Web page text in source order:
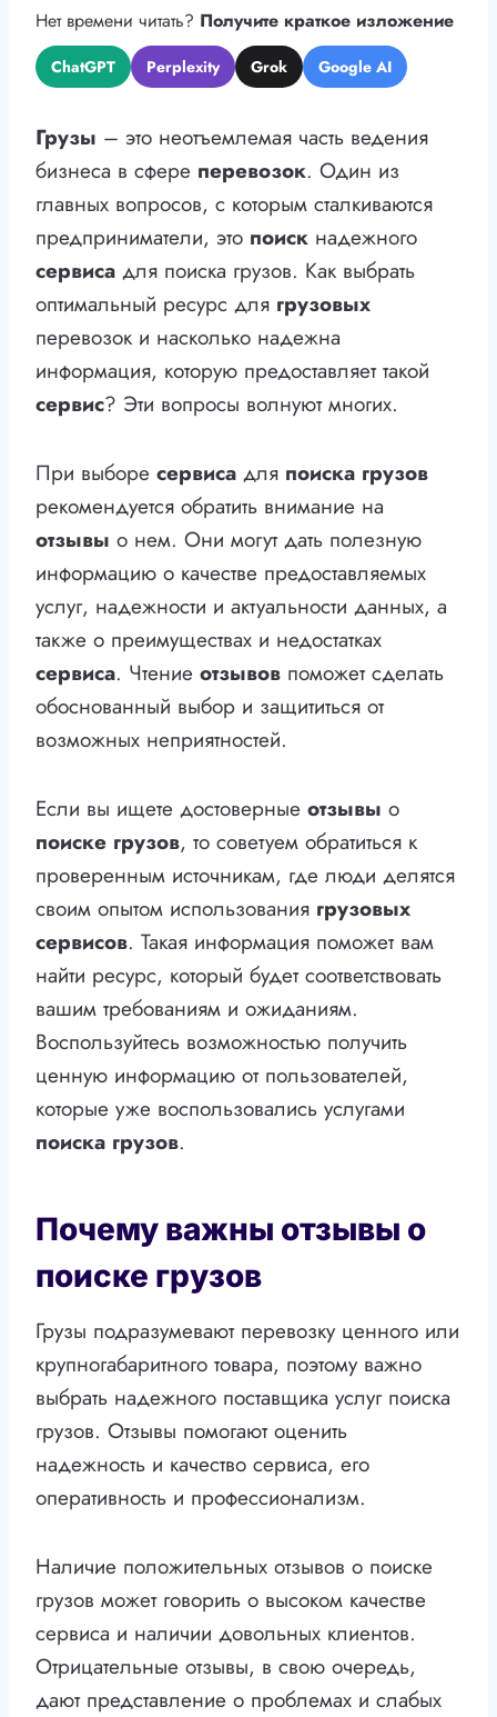
Нет времени читать? Получите краткое изложение
ChatGPT Perplexity Grok Google AI
Грузы – это неотъемлемая часть ведения
бизнеса в сфере перевозок. Один из
главных вопросов, с которым сталкиваются
предприниматели, это поиск надежного
сервиса для поиска грузов. Как выбрать
оптимальный ресурс для грузовых
перевозок и насколько надежна
информация, которую предоставляет такой
сервис? Эти вопросы волнуют многих.
При выборе сервиса для поиска грузов
рекомендуется обратить внимание на
отзывы о нем. Они могут дать полезную
информацию о качестве предоставляемых
услуг, надежности и актуальности данных, а
также о преимуществах и недостатках
сервиса. Чтение отзывов поможет сделать
обоснованный выбор и защититься от
возможных неприятностей.
Если вы ищете достоверные отзывы о
поиске грузов, то советуем обратиться к
проверенным источникам, где люди делятся
своим опытом использования грузовых
сервисов. Такая информация поможет вам
найти ресурс, который будет соответствовать
вашим требованиям и ожиданиям.
Воспользуйтесь возможностью получить
ценную информацию от пользователей,
которые уже воспользовались услугами
поиска грузов.
Почему важны отзывы о
поиске грузов
Грузы подразумевают перевозку ценного или
крупногабаритного товара, поэтому важно
выбрать надежного поставщика услуг поиска
грузов. Отзывы помогают оценить
надежность и качество сервиса, его
оперативность и профессионализм.
Наличие положительных отзывов о поиске
грузов может говорить о высоком качестве
сервиса и наличии довольных клиентов.
Отрицательные отзывы, в свою очередь,
дают представление о проблемах и слабых